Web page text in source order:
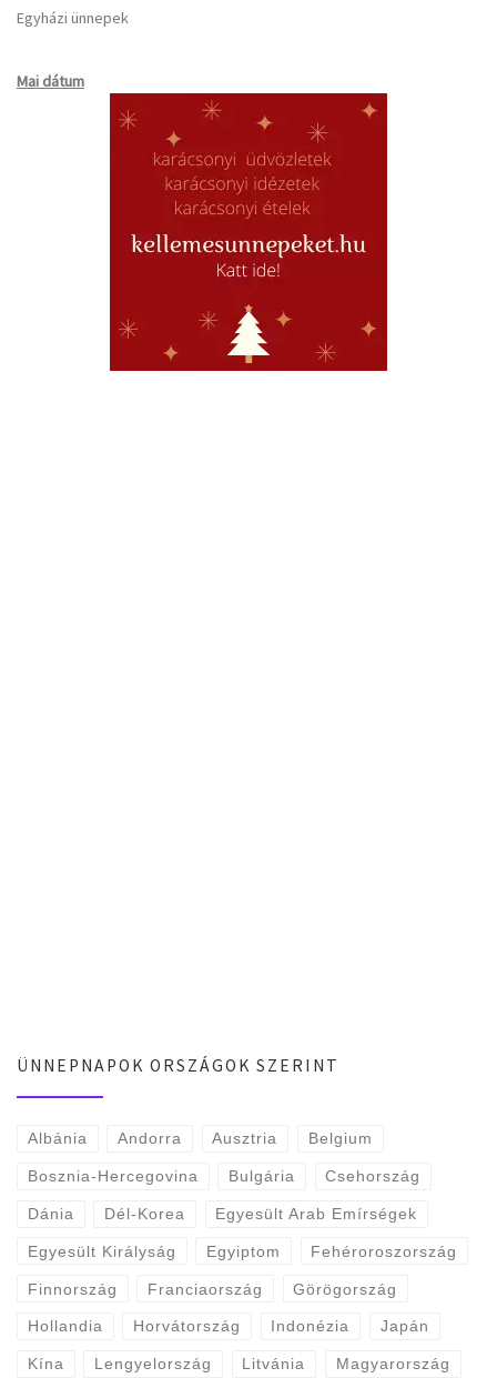
Egyházi ünnepek
Mai dátum
ÜNNEPNAPOK ORSZÁGOK SZERINT
Albánia Andorra Ausztria Belgium
Bosznia-Hercegovina Bulgária Csehország
Dánia Dél-Korea Egyesült Arab Emírségek
Egyesült Királyság Egyiptom Fehéroroszország
Finnország Franciaország Görögország
Hollandia Horvátország Indonézia Japán
Kína Lengyelország Litvánia Magyarország